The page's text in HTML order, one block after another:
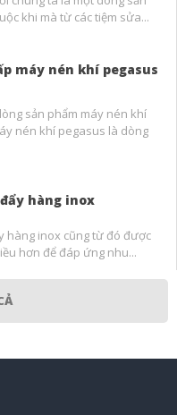
khi mà từ các tiệm sửa...
máy nén khí pegasus
sản phẩm máy nén khí
nén khí pegasus là dòng
hàng inox
hàng inox cũng từ đó được
hơn để đáp ứng nhu...